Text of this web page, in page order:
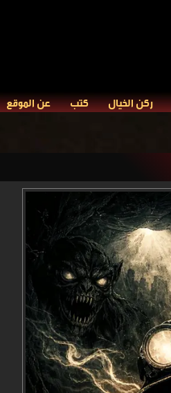
ركن الخيال كتب عن الموقع